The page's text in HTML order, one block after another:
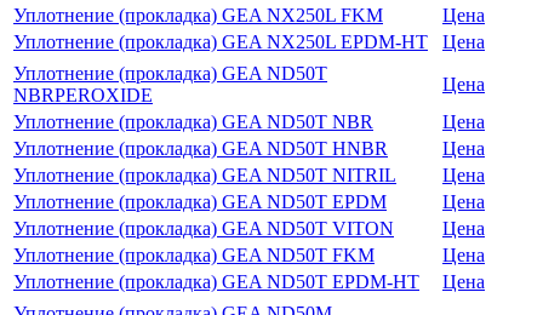
Уплотнение (прокладка) GEA NX250L FKM
Цена
Уплотнение (прокладка) GEA NX250L EPDM-HT
Цена
Уплотнение (прокладка) GEA ND50T
NBRPEROXIDE
Цена
Уплотнение (прокладка) GEA ND50T NBR
Цена
Уплотнение (прокладка) GEA ND50T HNBR
Цена
Уплотнение (прокладка) GEA ND50T NITRIL
Цена
Уплотнение (прокладка) GEA ND50T EPDM
Цена
Уплотнение (прокладка) GEA ND50T VITON
Цена
Уплотнение (прокладка) GEA ND50T FKM
Цена
Уплотнение (прокладка) GEA ND50T EPDM-HT
Цена